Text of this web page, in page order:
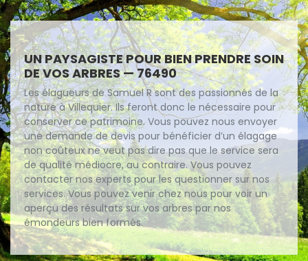
UN PAYSAGISTE POUR BIEN PRENDRE SOIN
DE VOS ARBRES — 76490
Les élagueurs de Samuel R sont des passionnés de la
nature à Villequier. Ils feront donc le nécessaire pour
conserver ce patrimoine. Vous pouvez nous envoyer
une demande de devis pour bénéficier d’un élagage
non coûteux ne veut pas dire pas que le service sera
de qualité médiocre, au contraire. Vous pouvez
contacter nos experts pour les questionner sur nos
services. Vous pouvez venir chez nous pour voir un
aperçu des résultats sur vos arbres par nos
émondeurs bien formés.